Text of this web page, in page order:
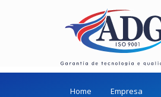
Home Empresa